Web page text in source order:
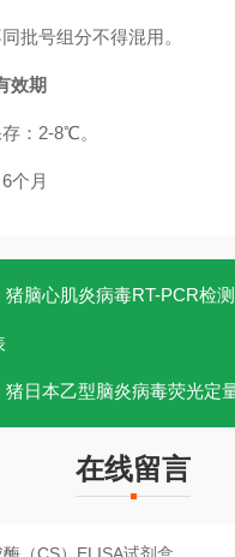
批号组分不得混用。
效期
：2-8℃。
个月
猪脑心肌炎病毒RT-PCR检
猪日本乙型脑炎病毒荧光定
在线留言